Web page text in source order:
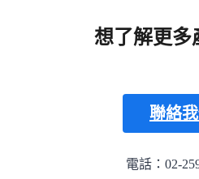
想了解更多
聯絡
電話：02-